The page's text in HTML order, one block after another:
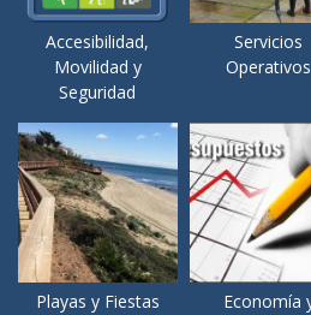
Accesibilidad,
Movilidad y
Seguridad
Servicios
Operativos
Playas y Fiestas
Economía